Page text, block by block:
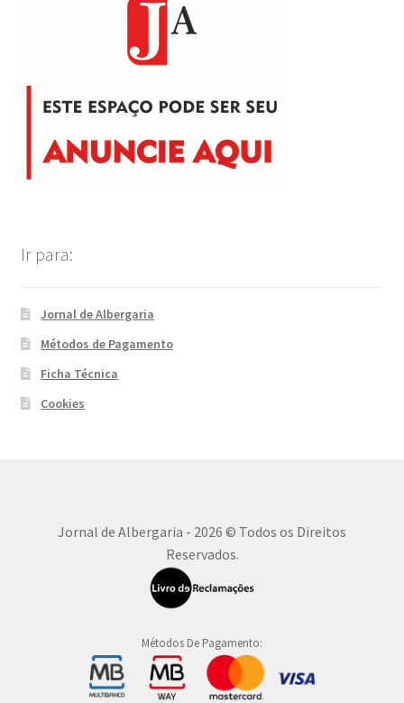
Ir para:
Jornal de Albergaria
Métodos de Pagamento
Ficha Técnica
Cookies
Jornal de Albergaria - 2026 © Todos os Direitos
Reservados.
Métodos De Pagamento: